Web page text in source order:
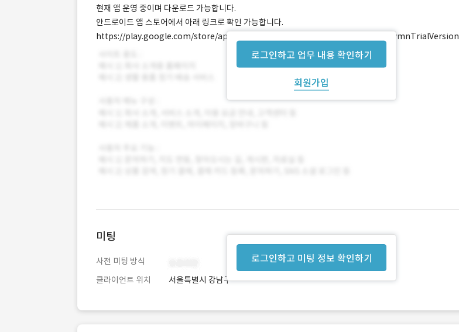
로그인하고 업무 내용 확인하기
회원가입
현재 앱 운영 중이며 다운로드 가능합니다.
안드로이드 앱 스토어에서 아래 링크로 확인 가능합니다.
https://play.google.com/store/apps/details?id=com.shairsys.onnuriBiblenHymnTrialVersion
로그인하고 미팅 정보 확인하기
미팅
사전 미팅 방식
클라이언트 위치
서울특별시 강남구